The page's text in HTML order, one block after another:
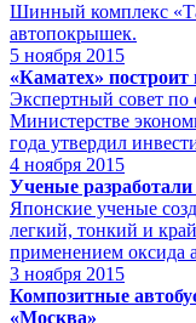
Шинный комплекс
автопокрышек.
5 ноября 2015
«Каматех» построит
Экспертный совет
Министерстве
года утвердил
4 ноября 2015
Ученые
Японские ученые
легкий, тонкий и
применением оксида
3 ноября 2015
Композитные
«Москва»